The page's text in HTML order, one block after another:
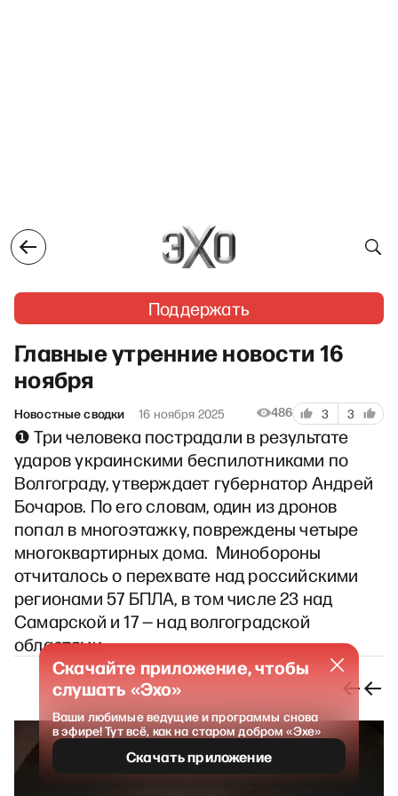
Поддержать
Главные утренние новости 16
ноября
Новостные сводки 16 ноября 2025 486 3 3
❶ Три человека пострадали в результате
ударов украинскими беспилотниками по
Волгограду, утверждает губернатор Андрей
Бочаров. По его словам, один из дронов
попал в многоэтажку, повреждены четыре
многоквартирных дома. Минобороны
отчиталось о перехвате над российскими
регионами 57 БПЛА, в том числе 23 над
Самарской и 17 — над волгоградской
областями.
Скачайте приложение, чтобы
слушать «Эхо»
Ваши любимые ведущие и программы снова
в эфире! Тут всё, как на старом добром «Эхе»
Скачать приложение